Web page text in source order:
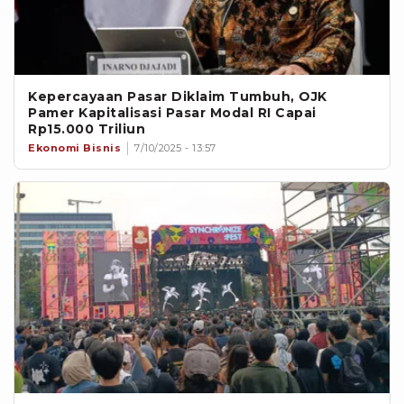
Kepercayaan Pasar Diklaim Tumbuh, OJK
Pamer Kapitalisasi Pasar Modal RI Capai
Rp15.000 Triliun
Ekonomi Bisnis 7/10/2025 - 13:57